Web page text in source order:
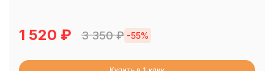
1 520 ₽ 3 350₽ -55%